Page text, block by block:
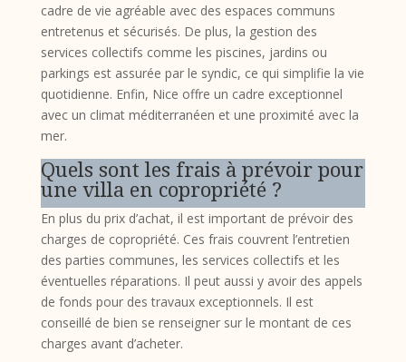
cadre de vie agréable avec des espaces communs
entretenus et sécurisés. De plus, la gestion des
services collectifs comme les piscines, jardins ou
parkings est assurée par le syndic, ce qui simplifie la vie
quotidienne. Enfin, Nice offre un cadre exceptionnel
avec un climat méditerranéen et une proximité avec la
mer.
Quels sont les frais à prévoir pour
une villa en copropriété ?
En plus du prix d’achat, il est important de prévoir des
charges de copropriété. Ces frais couvrent l’entretien
des parties communes, les services collectifs et les
éventuelles réparations. Il peut aussi y avoir des appels
de fonds pour des travaux exceptionnels. Il est
conseillé de bien se renseigner sur le montant de ces
charges avant d’acheter.